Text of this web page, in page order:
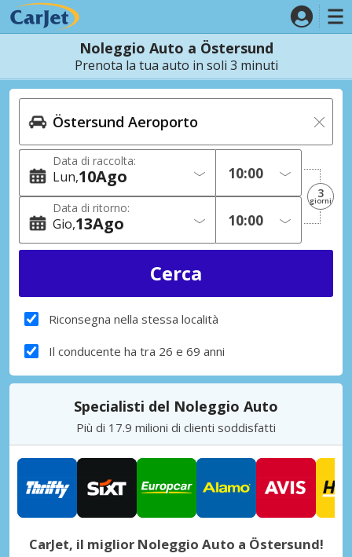
Noleggio Auto a Östersund
Prenota la tua auto in soli 3 minuti
Data di raccolta:
Lun 10Ago
Data di ritorno:
Gio 13Ago
3
giorni
Riconsegna nella stessa località
Il conducente ha tra 26 e 69 anni
Specialisti del Noleggio Auto
Più di 17.9 milioni di clienti soddisfatti
CarJet, il miglior Noleggio Auto a Östersund!